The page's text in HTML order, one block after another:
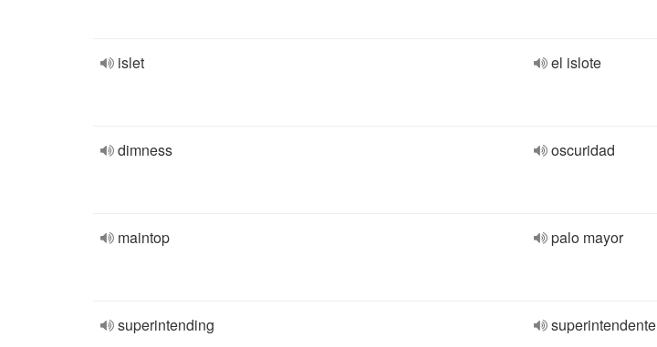
islet el islote
dimness oscuridad
maintop palo mayor
superintending superintendente